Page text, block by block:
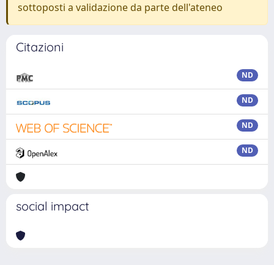
sottoposti a validazione da parte dell'ateneo
Citazioni
ND
ND
ND
ND
social impact